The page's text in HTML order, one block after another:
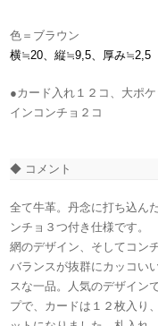
色＝ブラウン
横≒20、縦≒9,5、厚み≒2,5
●カード入れ１２コ、大ポ
インコンチョ２コ
◆ コメント
全て牛革。丹念に打ち込ん
ンチョ３つ付き仕様です。
網のデザイン、そしてコン
バランスが抜群にカッコい
スな一品。人気のデザイ
プで、カードは１２枚入り